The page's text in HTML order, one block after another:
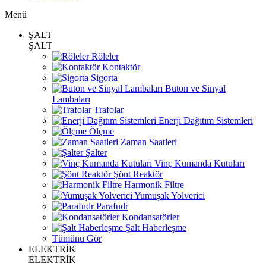
Menü
ŞALT
ŞALT
Röleler
Kontaktör
Sigorta
Buton ve Sinyal
Lambaları
Trafolar
Enerji Dağıtım Sistemleri
Ölçme
Zaman Saatleri
Şalter
Vinç Kumanda Kutuları
Şönt Reaktör
Harmonik Filtre
Yumuşak Yolverici
Parafudr
Kondansatörler
Şalt Haberleşme
Tümünü Gör
ELEKTRİK
ELEKTRİK